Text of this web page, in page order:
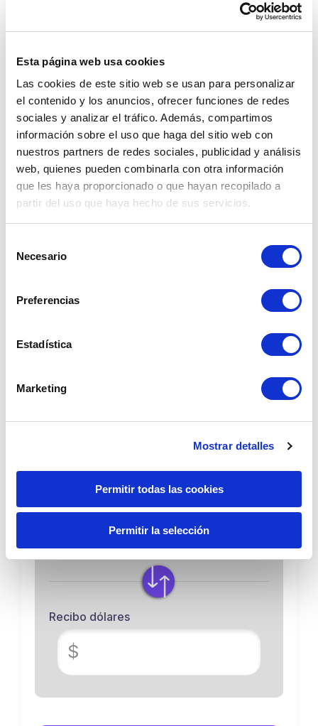
Esta página web usa cookies
Las cookies de este sitio web se usan para personalizar
el contenido y los anuncios, ofrecer funciones de redes
sociales y analizar el tráfico. Además, compartimos
información sobre el uso que haga del sitio web con
nuestros partners de redes sociales, publicidad y análisis
web, quienes pueden combinarla con otra información
que les haya proporcionado o que hayan recopilado a
partir del uso que haya hecho de sus servicios.
Necesario
Preferencias
Estadística
Marketing
Mostrar detalles
Permitir todas las cookies
Permitir la selección
que podemos encontrar en internet y en otras
fuentes, muchas personas no saben cómo
para lograrlo. Lo cierto es que, uno de los
motivos principales por los que muchos fallan
a la hora de ahorrar es no contar con un plan
que marque la ruta que deben seguir para
lograr sus objetivos de ahorro.
<< ¿Es buen momento para ahorrar en
dólares si se adelantan las elecciones?>>
Además, es importante que sepas que no solo
como cuentas de ahorro, billeteras digitales o
Cambio Seguro
cupones de descuento, puedes tener un
Te invitamos a conocer más de Cambio
Seguro y aprovechar todos los beneficios que
Envío soles
Monto mínimo S/3.39
Recibo dólares
$